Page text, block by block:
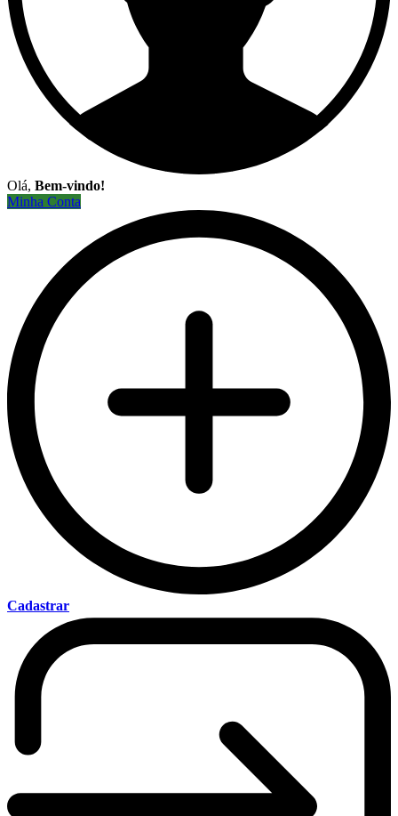
Olá, Bem-vindo!
Minha Conta
Cadastrar